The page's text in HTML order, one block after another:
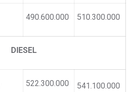
490.600.000 510.300.000
DIESEL
522.300.000 541.100.000